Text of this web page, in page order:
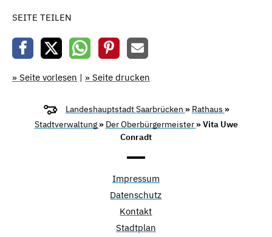
SEITE TEILEN
» Seite vorlesen | » Seite drucken
Landeshauptstadt Saarbrücken » Rathaus »
Stadtverwaltung » Der Oberbürgermeister » Vita Uwe
Conradt
Impressum
Datenschutz
Kontakt
Stadtplan